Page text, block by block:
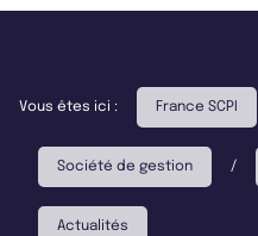
Vous êtes ici : France SCPI
Société de gestion /
Actualités